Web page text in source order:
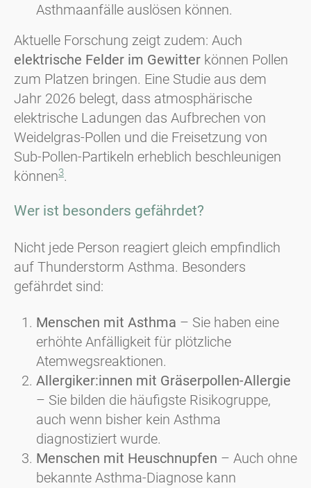
Asthmaanfälle auslösen können.
Aktuelle Forschung zeigt zudem: Auch
elektrische Felder im Gewitter können Pollen
zum Platzen bringen. Eine Studie aus dem
Jahr 2026 belegt, dass atmosphärische
elektrische Ladungen das Aufbrechen von
Weidelgras-Pollen und die Freisetzung von
Sub-Pollen-Partikeln erheblich beschleunigen
können3.
Wer ist besonders gefährdet?
Nicht jede Person reagiert gleich empfindlich
auf Thunderstorm Asthma. Besonders
gefährdet sind:
Menschen mit Asthma – Sie haben eine
erhöhte Anfälligkeit für plötzliche
Atemwegsreaktionen.
Allergiker:innen mit Gräserpollen-Allergie
– Sie bilden die häufigste Risikogruppe,
auch wenn bisher kein Asthma
diagnostiziert wurde.
Menschen mit Heuschnupfen – Auch ohne
bekannte Asthma-Diagnose kann